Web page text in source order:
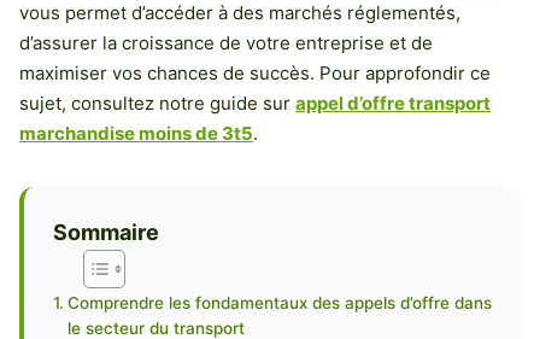
vous permet d’accéder à des marchés réglementés,
d’assurer la croissance de votre entreprise et de
maximiser vos chances de succès. Pour approfondir ce
sujet, consultez notre guide sur appel d’offre transport
marchandise moins de 3t5.
Sommaire
Comprendre les fondamentaux des appels d’offre dans
le secteur du transport